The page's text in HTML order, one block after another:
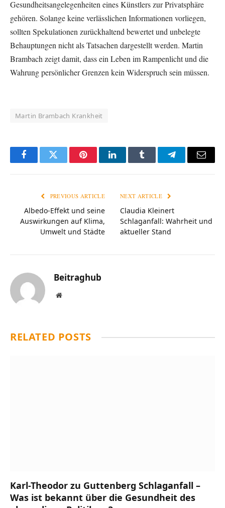
Gesundheitsangelegenheiten eines Künstlers zur Privatsphäre
gehören. Solange keine verlässlichen Informationen vorliegen,
sollten Spekulationen zurückhaltend bewertet und unbelegte
Behauptungen nicht als Tatsachen dargestellt werden. Martin
Brambach zeigt damit, dass ein Leben im Rampenlicht und die
Wahrung persönlicher Grenzen kein Widerspruch sein müssen.
Martin Brambach Krankheit
FacebookTwitter PinterestLinkedInTumblr TelegramEmail
PREVIOUS ARTICLE
Albedo-Effekt und seine
Auswirkungen auf Klima,
Umwelt und Städte
NEXT ARTICLE
Claudia Kleinert
Schlaganfall: Wahrheit und
aktueller Stand
Beitraghub
Website
RELATED POSTS
Karl-Theodor zu Guttenberg Schlaganfall –
Was ist bekannt über die Gesundheit des